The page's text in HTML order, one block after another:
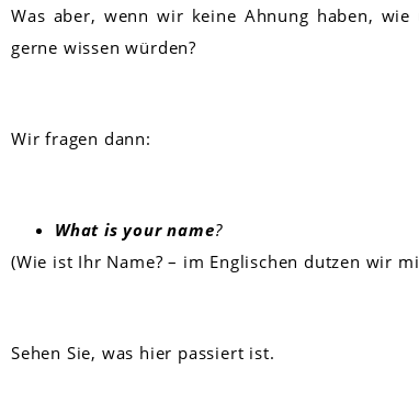
Was aber, wenn wir keine Ahnung haben,
gerne wissen würden?
Wir fragen dann:
What is your name?
(Wie ist Ihr Name? – im Englischen dutzen wir
Sehen Sie, was hier passiert ist.